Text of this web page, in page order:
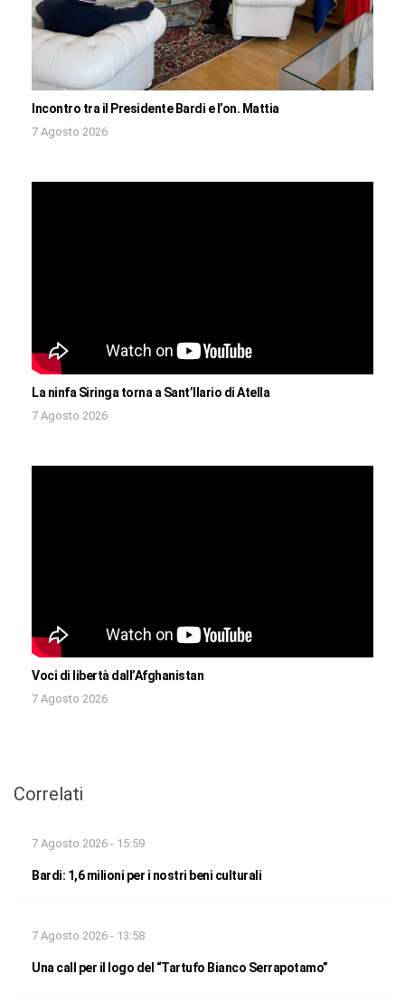
Incontro tra il Presidente Bardi e l’on. Mattia
7 Agosto 2026
La ninfa Siringa torna a Sant’Ilario di Atella
7 Agosto 2026
Voci di libertà dall’Afghanistan
7 Agosto 2026
Correlati
7 Agosto 2026 - 15:59
Bardi: 1,6 milioni per i nostri beni culturali
7 Agosto 2026 - 13:58
Una call per il logo del “Tartufo Bianco Serrapotamo”